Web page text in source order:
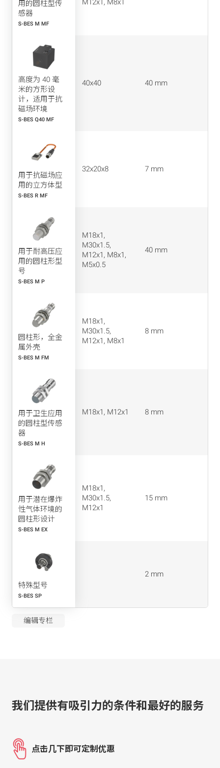
用的圆柱型传
感器
S-BES M MF
M12x1, M8x1
高度为 40 毫
米的方形设
计，适用于抗
磁场环境
S-BES Q40 MF
40x40 40 mm
用于抗磁场应
用的立方体型
S-BES R MF
32x20x8 7 mm
用于耐高压应
用的圆柱形型
号
S-BES M P
M18x1,
M30x1.5,
M12x1, M8x1,
M5x0.5
40 mm
圆柱形，全金
属外壳
S-BES M FM
M18x1,
M30x1.5,
M12x1, M8x1
8 mm
用于卫生应用
的圆柱型传感
器
S-BES M H
M18x1, M12x1 8 mm
用于潜在爆炸
性气体环境的
圆柱形设计
S-BES M EX
M18x1,
M30x1.5,
M12x1
15 mm
特殊型号
S-BES SP
2 mm
编辑专栏
我们提供有吸引力的条件和最好的服务
点击几下即可定制优惠